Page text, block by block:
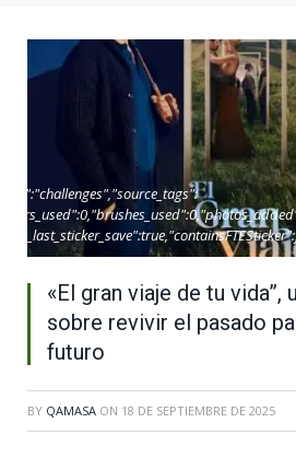
«El gran viaje de tu vida”,
sobre revivir el pasado
futuro
BY QAMASA ON 18 DE SEPTIEMBRE DE 2025